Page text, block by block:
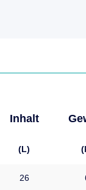
Inhalt
(L)
26